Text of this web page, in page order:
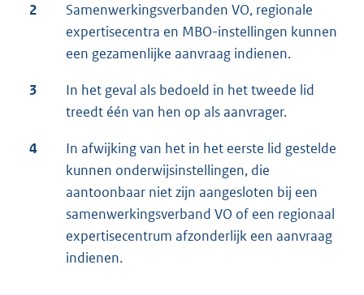
2
Samenwerkingsverbanden VO, regionale
expertisecentra en MBO-instellingen kunnen
een gezamenlijke aanvraag indienen.
3
In het geval als bedoeld in het tweede lid
treedt één van hen op als aanvrager.
4
In afwijking van het in het eerste lid gestelde
kunnen onderwijsinstellingen, die
aantoonbaar niet zijn aangesloten bij een
samenwerkingsverband VO of een regionaal
expertisecentrum afzonderlijk een aanvraag
indienen.